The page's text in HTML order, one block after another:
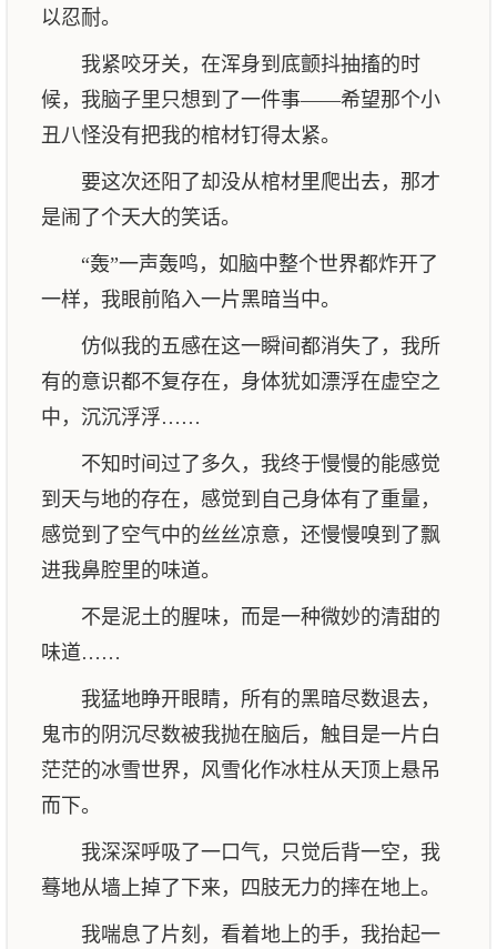
以忍耐。
我紧咬牙关，在浑身到底颤抖抽搐的时
候，我脑子里只想到了一件事——希望那个小
丑八怪没有把我的棺材钉得太紧。
要这次还阳了却没从棺材里爬出去，那才
是闹了个天大的笑话。
“轰”一声轰鸣，如脑中整个世界都炸开了
一样，我眼前陷入一片黑暗当中。
仿似我的五感在这一瞬间都消失了，我所
有的意识都不复存在，身体犹如漂浮在虚空之
中，沉沉浮浮……
不知时间过了多久，我终于慢慢的能感觉
到天与地的存在，感觉到自己身体有了重量，
感觉到了空气中的丝丝凉意，还慢慢嗅到了飘
进我鼻腔里的味道。
不是泥土的腥味，而是一种微妙的清甜的
味道……
我猛地睁开眼睛，所有的黑暗尽数退去，
鬼市的阴沉尽数被我抛在脑后，触目是一片白
茫茫的冰雪世界，风雪化作冰柱从天顶上悬吊
而下。
我深深呼吸了一口气，只觉后背一空，我
蓦地从墙上掉了下来，四肢无力的摔在地上。
我喘息了片刻，看着地上的手，我抬起一